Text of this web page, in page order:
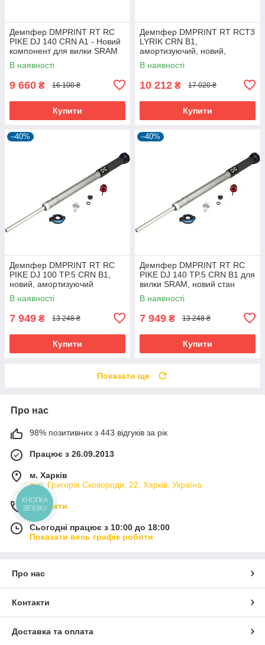
Демпфер DMPRINT RT RC
PIKE DJ 140 CRN A1 - Новий
компонент для вилки SRAM
В наявності
9 660 ₴ 16 100 ₴
Купити
Демпфер DMPRINT RT RCT3
LYRIK CRN B1,
амортизуючий, новий,
11.4018.009.078
В наявності
10 212 ₴ 17 020 ₴
Купити
–40%
Демпфер DMPRINT RT RC
PIKE DJ 100 TP.5 CRN B1,
новий, амортизуючий
компонент для вилки.
В наявності
7 949 ₴ 13 248 ₴
Купити
–40%
Демпфер DMPRINT RT RC
PIKE DJ 140 TP.5 CRN B1 для
вилки SRAM, новий стан
В наявності
7 949 ₴ 13 248 ₴
Купити
Показати ще
Про нас
98% позитивних з 443 відгуків за рік
Працює з 26.09.2013
м. Харків
вул. Григорія Сковороди, 22, Харків, Україна
Контакти
Сьогодні працює з 10:00 до 18:00
Показати весь графік роботи
Про нас
Контакти
Доставка та оплата
КНОПКА
ЗВ'ЯЗКУ